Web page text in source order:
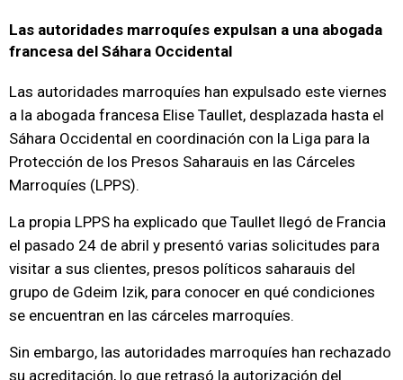
Las autoridades marroquíes expulsan a una abogada
francesa del Sáhara Occidental
Las autoridades marroquíes han expulsado este viernes
a la abogada francesa Elise Taullet, desplazada hasta el
Sáhara Occidental en coordinación con la Liga para la
Protección de los Presos Saharauis en las Cárceles
Marroquíes (LPPS).
La propia LPPS ha explicado que Taullet llegó de Francia
el pasado 24 de abril y presentó varias solicitudes para
visitar a sus clientes, presos políticos saharauis del
grupo de Gdeim Izik, para conocer en qué condiciones
se encuentran en las cárceles marroquíes.
Sin embargo, las autoridades marroquíes han rechazado
su acreditación, lo que retrasó la autorización del